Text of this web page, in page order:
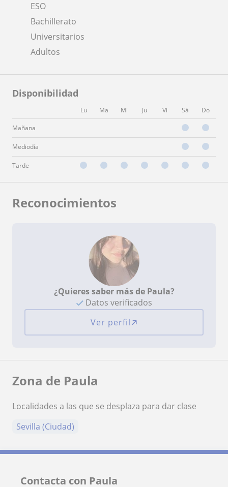
ESO
Bachillerato
Universitarios
Adultos
Disponibilidad
Lu Ma Mi Ju Vi Sá Do
Mañana
Mediodía
Tarde
Reconocimientos
¿Quieres saber más de Paula?
Datos verificados
Ver perfil
Zona de Paula
Localidades a las que se desplaza para dar clase
Sevilla (Ciudad)
Contacta con Paula